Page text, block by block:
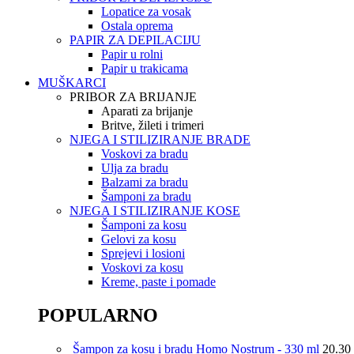
Lopatice za vosak
Ostala oprema
PAPIR ZA DEPILACIJU
Papir u rolni
Papir u trakicama
MUŠKARCI
PRIBOR ZA BRIJANJE
Aparati za brijanje
Britve, žileti i trimeri
NJEGA I STILIZIRANJE BRADE
Voskovi za bradu
Ulja za bradu
Balzami za bradu
Šamponi za bradu
NJEGA I STILIZIRANJE KOSE
Šamponi za kosu
Gelovi za kosu
Sprejevi i losioni
Voskovi za kosu
Kreme, paste i pomade
POPULARNO
Šampon za kosu i bradu Homo Nostrum - 330 ml 20.30